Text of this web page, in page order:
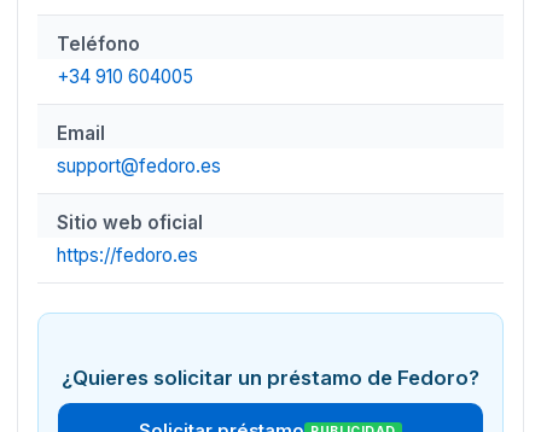
Teléfono
+34 910 604005
Email
support@fedoro.es
Sitio web oficial
https://fedoro.es
¿Quieres solicitar un préstamo de Fedoro?